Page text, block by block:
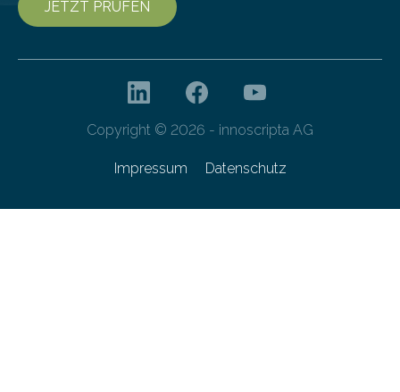
JETZT PRÜFEN
Copyright © 2026 - innoscripta AG
Impressum Datenschutz